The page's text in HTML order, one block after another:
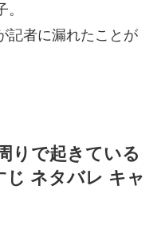
記者に漏れたことが
りで起きている
じ ネタバレ キャ